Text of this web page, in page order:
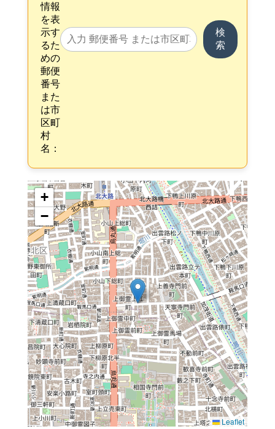
情報
を表
示す
るた
めの
郵便
番号
また
は市
区町
村
名：
検
索
+
−
Leaflet